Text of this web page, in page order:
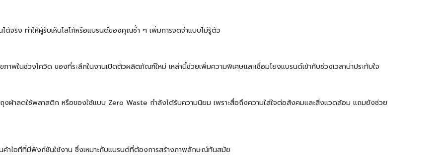
ด้จริง ทำให้ผู้รับเห็นโลโก้หรือแบรนด์ของคุณซ้ำ ๆ เพิ่มการจดจำแบบไม่รู้ตัว
ในช่วงโควิด ของที่ระลึกในงานเปิดตัวผลิตภัณฑ์ใหม่ เหล่านี้ช่วยเพิ่มความพิเศษและเชื่อมโยงแบรนด์เข้ากับช่วงเวลาน่าประทับใจ
ถุงผ้าลดใช้พลาสติก หรือของใช้แบบ Zero Waste กำลังได้รับความนิยม เพราะสื่อถึงความใส่ใจต่อสังคมและสิ่งแวดล้อม แถมยังช่วย
ค้าไอทีที่มีฟังก์ชันใช้งาน ซึ่งเหมาะกับแบรนด์ที่ต้องการสร้างภาพลักษณ์ทันสมัย